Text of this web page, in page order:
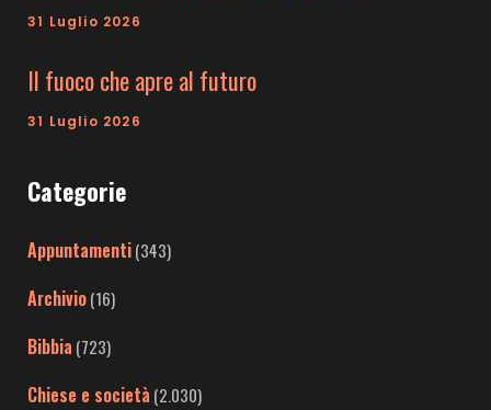
31 Luglio 2026
Il fuoco che apre al futuro
31 Luglio 2026
Categorie
Appuntamenti(343)
Archivio(16)
Bibbia (723)
Chiese e società (2.030)